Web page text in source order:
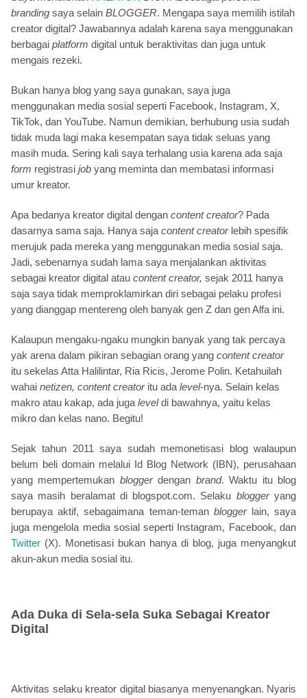
branding saya selain BLOGGER. Mengapa saya memilih istilah
creator digital? Jawabannya adalah karena saya menggunakan
berbagai platform digital untuk beraktivitas dan juga untuk
mengais rezeki.
Bukan hanya blog yang saya gunakan, saya juga
menggunakan media sosial seperti Facebook, Instagram, X,
TikTok, dan YouTube. Namun demikian, berhubung usia sudah
tidak muda lagi maka kesempatan saya tidak seluas yang
masih muda. Sering kali saya terhalang usia karena ada saja
form registrasi job yang meminta dan membatasi informasi
umur kreator.
Apa bedanya kreator digital dengan content creator? Pada
dasarnya sama saja. Hanya saja content creator lebih spesifik
merujuk pada mereka yang menggunakan media sosial saja.
Jadi, sebenarnya sudah lama saya menjalankan aktivitas
sebagai kreator digital atau content creator, sejak 2011 hanya
saja saya tidak memproklamirkan diri sebagai pelaku profesi
yang dianggap mentereng oleh banyak gen Z dan gen Alfa ini.
Kalaupun mengaku-ngaku mungkin banyak yang tak percaya
yak arena dalam pikiran sebagian orang yang content creator
itu sekelas Atta Halilintar, Ria Ricis, Jerome Polin. Ketahuilah
wahai netizen, content creator itu ada level-nya. Selain kelas
makro atau kakap, ada juga leveldi bawahnya, yaitu kelas
mikro dan kelas nano. Begitu!
Sejak tahun 2011 saya sudah memonetisasi blog walaupun
belum beli domain melalui Id Blog Network (IBN), perusahaan
yang mempertemukan bloggerdengan brand. Waktu itu blog
saya masih beralamat di blogspot.com. Selaku bloggeryang
berupaya aktif, sebagaimana teman-teman blogger lain, saya
juga mengelola media sosial seperti Instagram, Facebook, dan
Twitter (X). Monetisasi bukan hanya di blog, juga menyangkut
akun-akun media sosial itu.
Ada Duka di Sela-sela Suka Sebagai Kreator
Digital
Aktivitas selaku kreator digital biasanya menyenangkan. Nyaris